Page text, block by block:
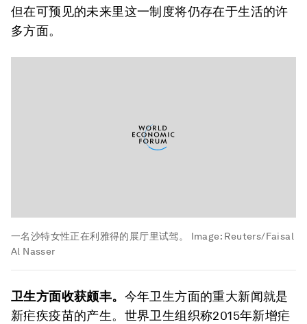
但在可预见的未来里这一制度将仍存在于生活的许
多方面。
一名沙特女性正在利雅得的展厅里试驾。 Image: Reuters/Faisal
Al Nasser
卫生方面收获颇丰。 今年卫生方面的重大新闻就是
新疟疾疫苗的产生。世界卫生组织称2015年新增疟